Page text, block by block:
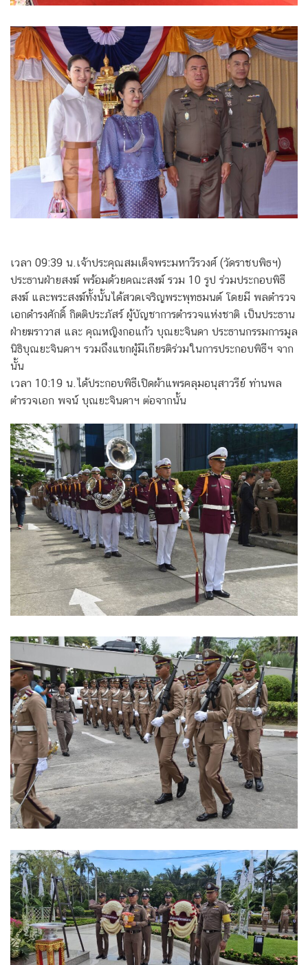
เวลา 09:39 น.เจ้าประคุณสมเด็จพระมหาวีรวงศ์ (วัดราชบพิธฯ)
ประธานฝ่ายสงฆ์ พร้อมด้วยคณะสงฆ์ รวม 10 รูป ร่วมประกอบพิธี
สงฆ์ และพระสงฆ์ทั้งนั้นได้สวดเจริญพระพุทธมนต์ โดยมี พลตำรวจ
เอกดำรงศักดิ์ กิตติประภัสร์ ผู้บัญชาการตำรวจแห่งชาติ เป็นประธาน
ฝ่ายฆราวาส และ คุณหญิงกอแก้ว บุณยะจินดา ประธานกรรมการมูล
นิธิบุณยะจินดาฯ รวมถึงแขกผู้มีเกียรติร่วมในการประกอบพิธีฯ จาก
นั้น
เวลา 10:19 น.ได้ประกอบพิธีเปิดผ้าแพรคลุมอนุสาวรีย์ ท่านพล
ตำรวจเอก พจน์ บุณยะจินดาฯ ต่อจากนั้น